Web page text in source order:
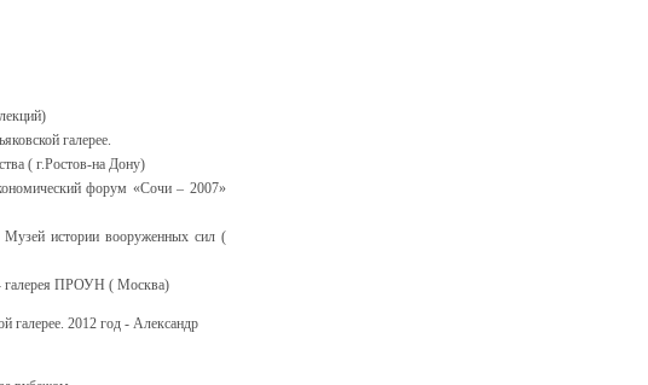
галерее.
( г.Ростов-на Дону)
форум «Сочи – 2007»
истории вооруженных сил (
- галерея ПРОУН ( Москва)
галерее. 2012 год - Александр